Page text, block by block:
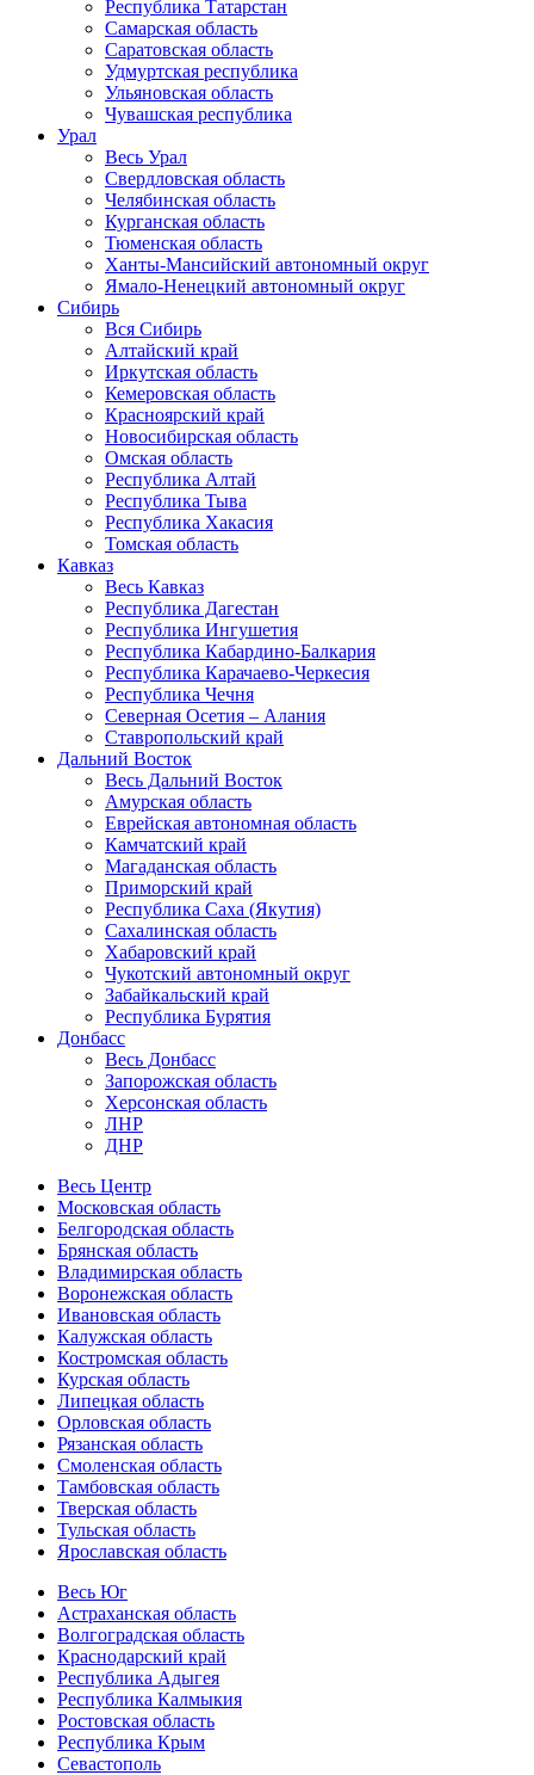
Республика Татарстан
Самарская область
Саратовская область
Удмуртская республика
Ульяновская область
Чувашская республика
Урал
Весь Урал
Свердловская область
Челябинская область
Курганская область
Тюменская область
Ханты-Мансийский автономный округ
Ямало-Ненецкий автономный округ
Сибирь
Вся Сибирь
Алтайский край
Иркутская область
Кемеровская область
Красноярский край
Новосибирская область
Омская область
Республика Алтай
Республика Тыва
Республика Хакасия
Томская область
Кавказ
Весь Кавказ
Республика Дагестан
Республика Ингушетия
Республика Кабардино-Балкария
Республика Карачаево-Черкесия
Республика Чечня
Северная Осетия – Алания
Ставропольский край
Дальний Восток
Весь Дальний Восток
Амурская область
Еврейская автономная область
Камчатский край
Магаданская область
Приморский край
Республика Саха (Якутия)
Сахалинская область
Хабаровский край
Чукотский автономный округ
Забайкальский край
Республика Бурятия
Донбасс
Весь Донбасс
Запорожская область
Херсонская область
ЛНР
ДНР
Весь Центр
Московская область
Белгородская область
Брянская область
Владимирская область
Воронежская область
Ивановская область
Калужская область
Костромская область
Курская область
Липецкая область
Орловская область
Рязанская область
Смоленская область
Тамбовская область
Тверская область
Тульская область
Ярославская область
Весь Юг
Астраханская область
Волгоградская область
Краснодарский край
Республика Адыгея
Республика Калмыкия
Ростовская область
Республика Крым
Севастополь